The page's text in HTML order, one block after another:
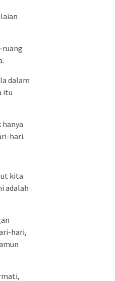
ruang
dalam
itu
hanya
hari.
kita
adalah
hari,